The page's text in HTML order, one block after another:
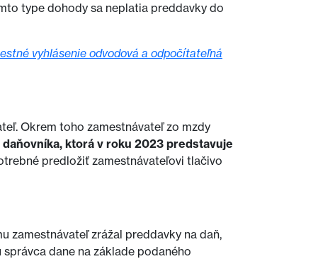
type dohody sa neplatia preddavky do
vyhlásenie odvodová a odpočítateľná
Okrem toho zamestnávateľ zo mzdy
daňovníka, ktorá v roku 2023 predstavuje
predložiť zamestnávateľovi tlačivo
zamestnávateľ zrážal preddavky na daň,
dane na základe podaného